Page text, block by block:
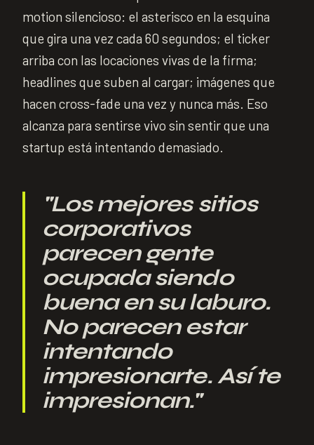
motion silencioso: el asterisco en la esquina
que gira una vez cada 60 segundos; el ticker
arriba con las locaciones vivas de la firma;
headlines que suben al cargar; imágenes que
hacen cross-fade una vez y nunca más. Eso
alcanza para sentirse vivo sin sentir que una
startup está intentando demasiado.
"Los mejores sitios
corporativos
parecen gente
ocupada siendo
buena en su laburo.
No parecen estar
intentando
impresionarte. Así te
impresionan."